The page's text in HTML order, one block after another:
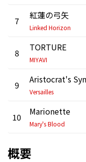
7 紅蓮の弓矢
Linked Horizon
8 TORTURE
MIYAVI
9
Versailles
10 Marionette
Mary's Blood
概要